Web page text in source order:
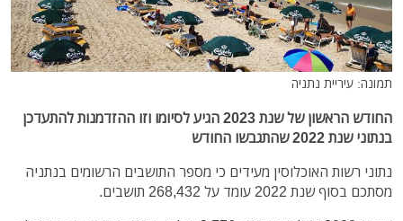
תמונה: עיריית נתניה
החודש הראשון של שנת 2023 הגיע לסיומו וזו ההזדמנות להתעדכן
בנתוני שנת 2022 שהתגבשו החודש
נתוני רשות האוכלוסין מעידים כי מספר התושבים הרשומים בנתניה
מסתכם בסוף שנת 2022 עומד על 268,432 תושבים.